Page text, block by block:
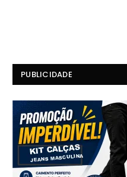
PUBLICIDADE